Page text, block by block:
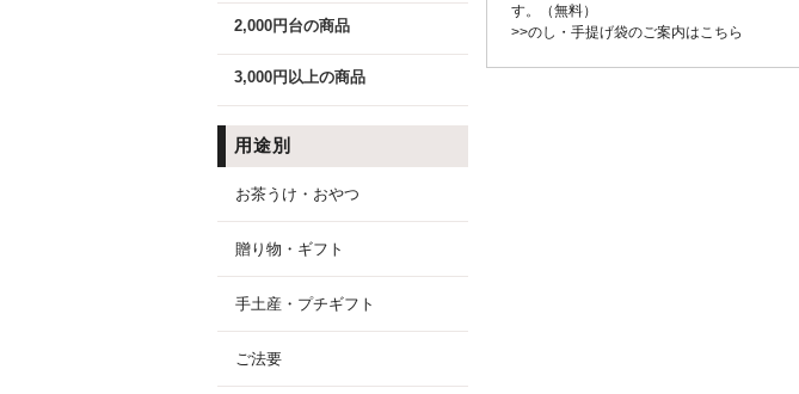
2,000円台の商品
3,000円以上の商品
用途別
お茶うけ・おやつ
贈り物・ギフト
手土産・プチギフト
ご法要
す。（無料）
>>のし・手提げ袋のご案内はこちら